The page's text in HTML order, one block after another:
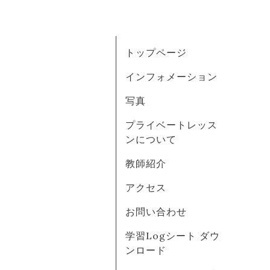
トップページ
インフォメーション
写真
プライベートレッス
ンについて
教師紹介
アクセス
お問い合わせ
学習Logシート ダウ
ンロード